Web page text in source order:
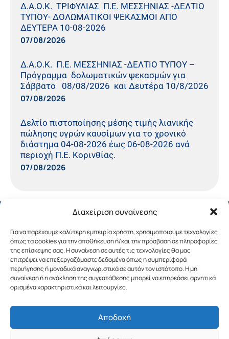
Διαχείριση συναίνεσης
Για να παρέχουμε καλύτερη εμπειρία χρήστη, χρησιμοποιούμε τεχνολογίες
όπως τα cookies για την αποθήκευση ή/και την πρόσβαση σε πληροφορίες
της επίσκεψης σας. Η συναίνεση σε αυτές τις τεχνολογίες θα μας
επιτρέψει να επεξεργαζόμαστε δεδομένα όπως η συμπεριφορά
περιήγησης ή μοναδικά αναγνωριστικά σε αυτόν τον ιστότοπο. Η μη
συναίνεση ή η ανάκληση της συγκατάθεσης μπορεί να επηρεάσει αρνητικά
ορισμένα χαρακτηριστικά και λειτουργίες.
Αποδοχή
Δ.Α.Ο.Κ. ΤΡΙΦΥΛΙΑΣ Π.Ε. ΜΕΣΣΗΝΙΑΣ -ΔΕΛΤΙΟ
ΤΥΠΟΥ- ΔΟΛΩΜΑΤΙΚΟΙ ΨΕΚΑΣΜΟΙ ΑΠΟ
ΔΕΥΤΕΡΑ 10-08-2026
07/08/2026
Δ.Α.Ο.Κ. Π.Ε. ΜΕΣΣΗΝΙΑΣ -ΔΕΛΤΙΟ ΤΥΠΟΥ –
Πρόγραμμα δολωματικών ψεκασμών για
Σάββατο 08/08/2026 και Δευτέρα 10/8/2026
07/08/2026
Δελτίο πιστοποίησης μέσης τιμής λιανικής
πώλησης υγρών καυσίμων για το χρονικό
διάστημα 04-08-2026 έως 06-08-2026 ανά
περιοχή Π.Ε. Κορινθίας.
07/08/2026
Copyright © 2019 Περιφέρεια Πελοποννήσου.